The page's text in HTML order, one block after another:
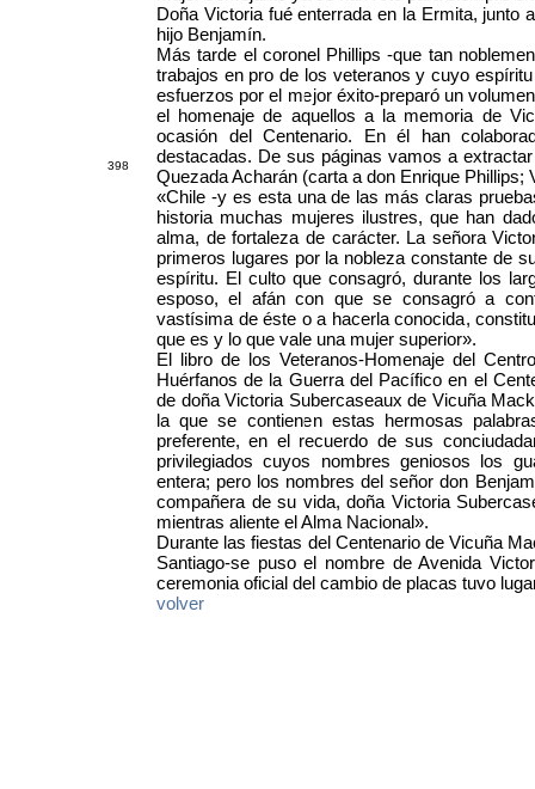
398
Doña Victoria fué enterrada en la Ermita,
hijo Benjamín.
Más tarde el coronel Phillips -que tan
trabajos en pro de los veteranos y cuyo
esfuerzos por el mejor éxito-preparó un
el homenaje de aquellos a la memoria de
ocasión del Centenario. En él han
destacadas. De sus páginas vamos a
Quezada Acharán (carta a don Enrique Phillips;
«Chile -y es esta una de las más claras
historia muchas mujeres ilustres, que han
alma, de fortaleza de carácter. La señora
primeros lugares por la nobleza constante de
espíritu. El culto que consagró, durante los
esposo, el afán con que se consagró a
vastísima de éste o a hacerla conocida,
que es y lo que vale una mujer superior».
El libro de los Veteranos-Homenaje del
Huérfanos de la Guerra del Pacífico en el
de doña Victoria Subercaseaux de Vicuña
la que se contienen estas hermosas
preferente, en el recuerdo de sus
privilegiados cuyos nombres geniosos los
entera; pero los nombres del señor don
compañera de su vida, doña Victoria
mientras aliente el Alma Nacional».
Durante las fiestas del Centenario de Vicuña
Santiago-se puso el nombre de Avenida
ceremonia oficial del cambio de placas tuvo
volver